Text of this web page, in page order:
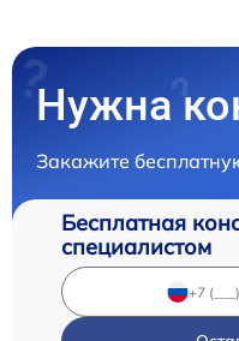
Нужна
Закажите
Бесплатная
специалистом